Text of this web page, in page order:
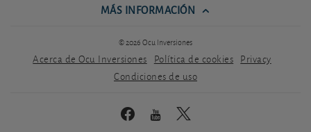
MÁS INFORMACIÓN
© 2026 Ocu Inversiones
Acerca de Ocu Inversiones Política de cookies Privacy
Condiciones de uso